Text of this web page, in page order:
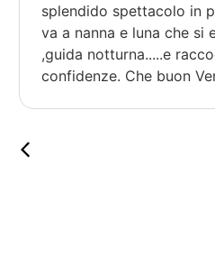
va a nanna e luna che si erge
,guida notturna.....e
confidenze. Che buon Vento